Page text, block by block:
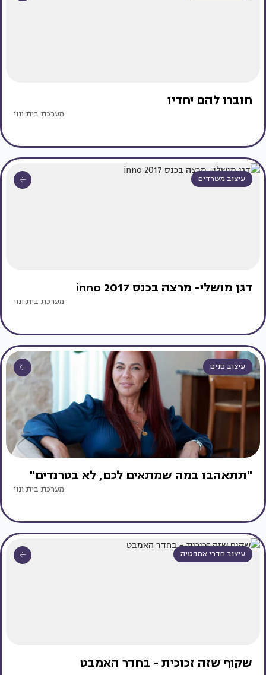
חוברו להם יחדיו
מערכת בית ונוי
עיצוב משרדים
דגן מושלי- מרצה בכנס inno 2017
מערכת בית ונוי
עיצוב פנים
"תתאהבו במה שמתאים לכם, לא בטרנדים"
מערכת בית ונוי
עיצוב חדרי אמבטיה
שקוף שזה זכוכית - בחדר האמבט